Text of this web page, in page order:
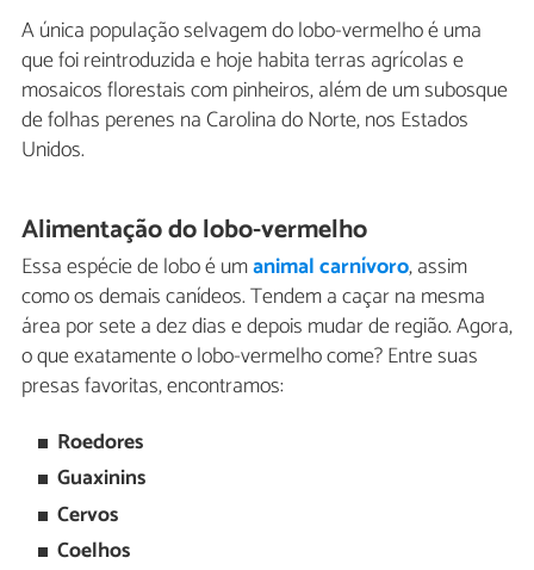
A única população selvagem do lobo-vermelho é uma
que foi reintroduzida e hoje habita terras agrícolas e
mosaicos florestais com pinheiros, além de um subosque
de folhas perenes na Carolina do Norte, nos Estados
Unidos.
Alimentação do lobo-vermelho
Essa espécie de lobo é umanimal carnívoro, assim
como os demais canídeos. Tendem a caçar na mesma
área por sete a dez dias e depois mudar de região. Agora,
o que exatamente o lobo-vermelho come? Entre suas
presas favoritas, encontramos:
Roedores
Guaxinins
Cervos
Coelhos